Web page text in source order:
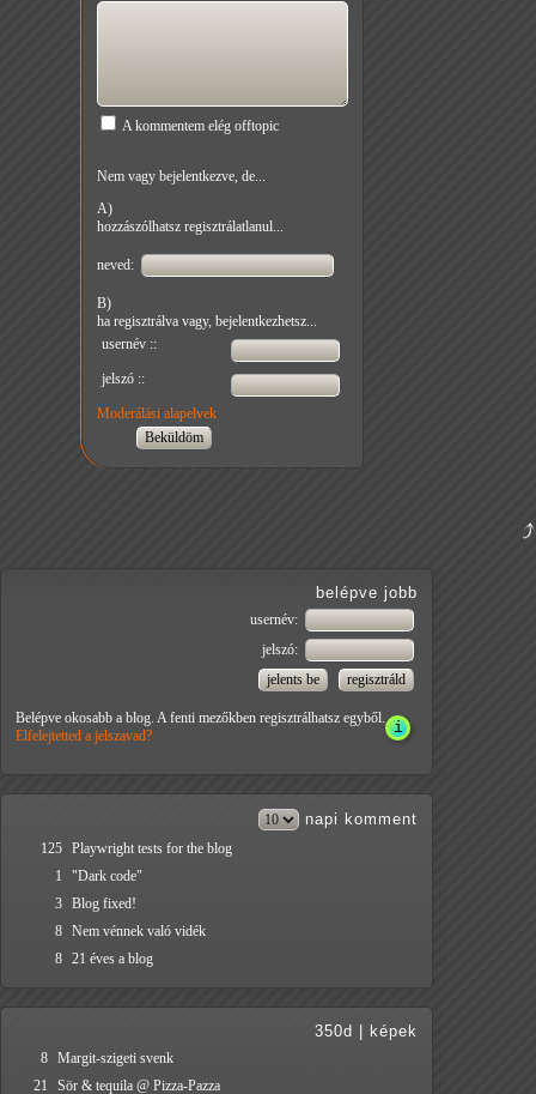
A kommentem elég offtopic
Nem vagy bejelentkezve, de...
A)
hozzászólhatsz regisztrálatlanul...
neved:
B)
ha regisztrálva vagy, bejelentkezhetsz...
usernév ::
jelszó ::
Moderálási alapelvek
belépve jobb
usernév:
jelszó:
Belépve okosabb a blog. A fenti mezőkben regisztrálhatsz egyből.
Elfelejtetted a jelszavad?
napi komment
125 Playwright tests for the blog
1
"Dark code"
3 Blog fixed!
8 Nem vénnek való vidék
8 21 éves a blog
350d képek
8 Margit-szigeti svenk
21
Sör & tequila @ Pizza-Pazza